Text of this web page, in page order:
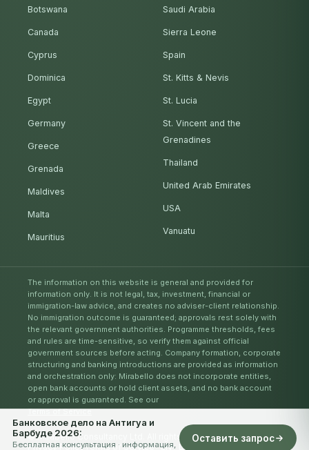
Банковское дело на Антигуа и
Барбуде 2026:
Бесплатная консультация · информация,
Оставить запрос
Botswana
Canada
Cyprus
Dominica
Egypt
Germany
Greece
Grenada
Maldives
Malta
Mauritius
Saudi Arabia
Sierra Leone
Spain
St. Kitts & Nevis
St. Lucia
St. Vincent and the
Grenadines
Thailand
United Arab Emirates
USA
Vanuatu
The information on this website is general and provided for
information only. It is not legal, tax, investment, financial or
immigration-law advice, and creates no adviser-client relationship.
No immigration outcome is guaranteed; approvals rest solely with
the relevant government authorities. Programme thresholds, fees
and rules are time-sensitive, so verify them against official
government sources before acting. Company formation, corporate
structuring and banking introductions are provided as information
and orchestration only: Mirabello does not incorporate entities,
open bank accounts or hold client assets, and no bank account
or approval is guaranteed. See our
Terms of Service
.
© Mirabello Consultancy Ltd. All rights reserved. 2026
Privacy PolicyTerms of Service EN DE RU